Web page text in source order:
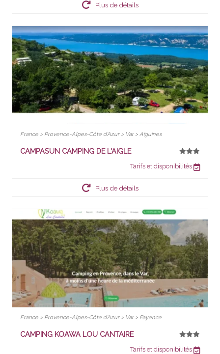
Plus de détails
France > Provence-Alpes-Côte d'Azur > Var > Aiguines
CAMPASUN CAMPING DE L'AIGLE
Tarifs et disponibilités
Plus de détails
France > Provence-Alpes-Côte d'Azur > Var > Fayence
CAMPING KOAWA LOU CANTAIRE
Tarifs et disponibilités